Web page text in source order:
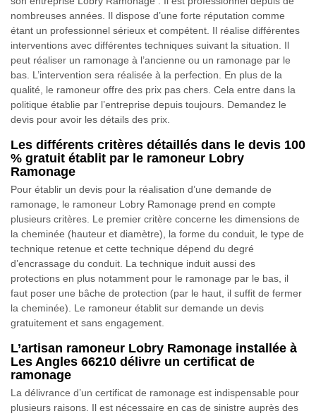
nombreuses années. Il dispose d’une forte réputation comme
étant un professionnel sérieux et compétent. Il réalise différentes
interventions avec différentes techniques suivant la situation. Il
peut réaliser un ramonage à l’ancienne ou un ramonage par le
bas. L’intervention sera réalisée à la perfection. En plus de la
qualité, le ramoneur offre des prix pas chers. Cela entre dans la
politique établie par l’entreprise depuis toujours. Demandez le
devis pour avoir les détails des prix.
Les différents critères détaillés dans le devis 100
% gratuit établit par le ramoneur Lobry
Ramonage
Pour établir un devis pour la réalisation d’une demande de
ramonage, le ramoneur Lobry Ramonage prend en compte
plusieurs critères. Le premier critère concerne les dimensions de
la cheminée (hauteur et diamètre), la forme du conduit, le type de
technique retenue et cette technique dépend du degré
d’encrassage du conduit. La technique induit aussi des
protections en plus notamment pour le ramonage par le bas, il
faut poser une bâche de protection (par le haut, il suffit de fermer
la cheminée). Le ramoneur établit sur demande un devis
gratuitement et sans engagement.
L’artisan ramoneur Lobry Ramonage installée à
Les Angles 66210 délivre un certificat de
ramonage
La délivrance d’un certificat de ramonage est indispensable pour
plusieurs raisons. Il est nécessaire en cas de sinistre auprès des